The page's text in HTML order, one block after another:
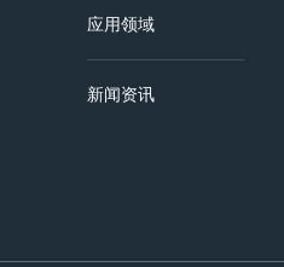
应用领域
新闻资讯